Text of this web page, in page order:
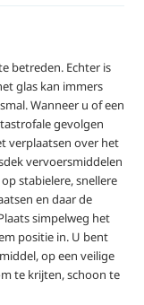
betreden. Echter is
glas kan immers
Wanneer u of een
gevolgen
verplaatsen over het
vervoersmiddelen
stabielere, snellere
en daar de
simpelweg het
positie in. U bent
op een veilige
te krijten, schoon te